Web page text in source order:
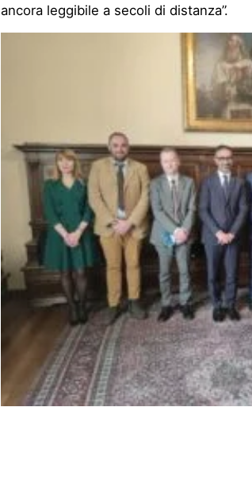
ancora leggibile a secoli di distanza”.